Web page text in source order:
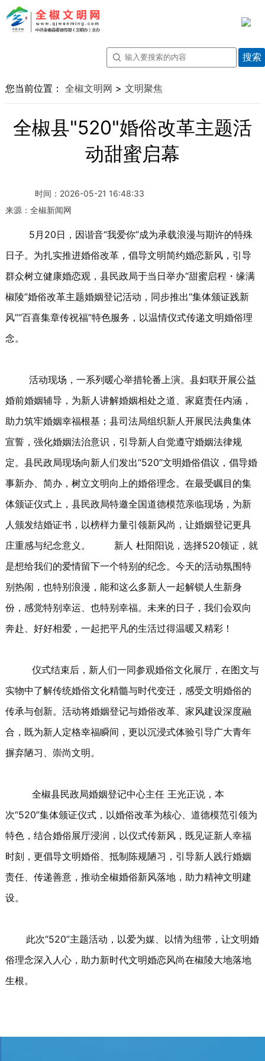
您当前位置： 全椒文明网 > 文明聚焦
全椒县"520"婚俗改革主题活
动甜蜜启幕
时间： 2026-05-21 16:48:33
来源： 全椒新闻网
5月20日，因谐音“我爱你”成为承载浪漫与期许的特殊
日子。为扎实推进婚俗改革，倡导文明简约婚恋新风，引导
群众树立健康婚恋观，县民政局于当日举办“甜蜜启程・缘满
椒陵”婚俗改革主题婚姻登记活动，同步推出“集体颁证践新
风”“百喜集章传祝福”特色服务，以温情仪式传递文明婚俗理
念。
活动现场，一系列暖心举措轮番上演。县妇联开展公益
婚前婚姻辅导，为新人讲解婚姻相处之道、家庭责任内涵，
助力筑牢婚姻幸福根基；县司法局组织新人开展民法典集体
宣誓，强化婚姻法治意识，引导新人自觉遵守婚姻法律规
定。县民政局现场向新人们发出“520”文明婚俗倡议，倡导婚
事新办、简办，树立文明向上的婚俗理念。在最受瞩目的集
体颁证仪式上，县民政局特邀全国道德模范亲临现场，为新
人颁发结婚证书，以榜样力量引领新风尚，让婚姻登记更具
庄重感与纪念意义。 新人 杜阳阳说，选择520领证，就
是想给我们的爱情留下一个特别的纪念。今天的活动氛围特
别热闹，也特别浪漫，能和这么多新人一起解锁人生新身
份，感觉特别幸运、也特别幸福。未来的日子，我们会双向
奔赴、好好相爱，一起把平凡的生活过得温暖又精彩！
仪式结束后，新人们一同参观婚俗文化展厅，在图文与
实物中了解传统婚俗文化精髓与时代变迁，感受文明婚俗的
传承与创新。活动将婚姻登记与婚俗改革、家风建设深度融
合，既为新人定格幸福瞬间，更以沉浸式体验引导广大青年
摒弃陋习、崇尚文明。
全椒县民政局婚姻登记中心主任 王光正说，本
次“520”集体颁证仪式，以婚俗改革为核心、道德模范引领为
特色，结合婚俗展厅浸润，以仪式传新风，既见证新人幸福
时刻，更倡导文明婚俗、抵制陈规陋习，引导新人践行婚姻
责任、传递善意，推动全椒婚俗新风落地，助力精神文明建
设。
此次“520”主题活动，以爱为媒、以情为纽带，让文明婚
俗理念深入人心，助力新时代文明婚恋风尚在椒陵大地落地
生根。